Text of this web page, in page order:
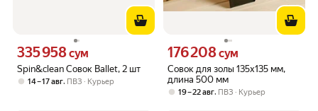
Spin&clean Совок Ballet, 2 шт
Цена 335958 сум вместо
335 958сум
14 – 17 авг, ПВЗ Курьер
Совок для золы 135х135 мм,
длина 500 мм
Цена 176208 сум вместо
176 208сум
19 – 22 авг, ПВЗ Курьер